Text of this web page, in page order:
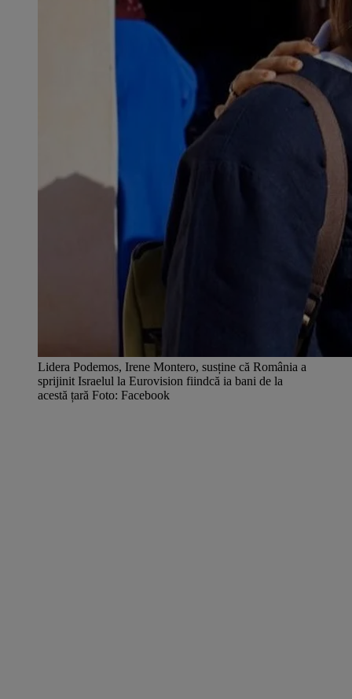
Lidera Podemos, Irene Montero, susține că România a
sprijinit Israelul la Eurovision fiindcă ia bani de la
acestă țară Foto: Facebook